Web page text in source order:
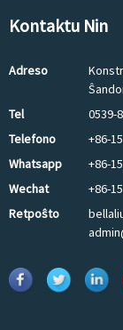
Kontaktu Nin
Adreso
Tel
0539-
Telefono
+86-
Whatsapp
+86-
Wechat
+86-
Retpoŝto